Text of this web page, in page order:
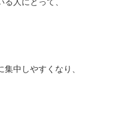
中しやすくなり、